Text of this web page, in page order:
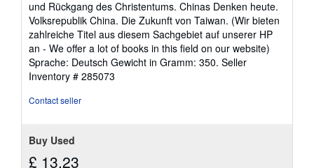
und Rückgang des Christentums. Chinas Denken heute.
Volksrepublik China. Die Zukunft von Taiwan. (Wir bieten
zahlreiche Titel aus diesem Sachgebiet auf unserer HP
an - We offer a lot of books in this field on our website)
Sprache: Deutsch Gewicht in Gramm: 350. Seller
Inventory # 285073
Contact seller
Buy Used
£ 13.23